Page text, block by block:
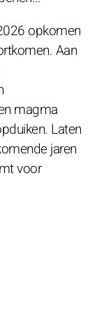
opkomen
Aan
magma
Laten
jaren
voor